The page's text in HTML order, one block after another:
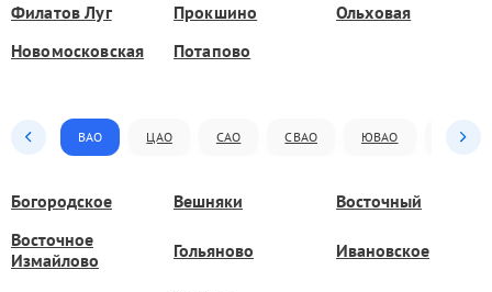
Филатов Луг Прокшино
Ольховая
Новомосковская
Потапово
ВАО ЦАО САО СВАО ЮВАО ЮАО
Богородское Вешняки
Восточный
Восточное
Измайлово
Гольяново Ивановское